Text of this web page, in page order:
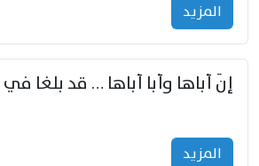
المزید
إنّ أباها وأبا أباها … قد بلغا
المزید